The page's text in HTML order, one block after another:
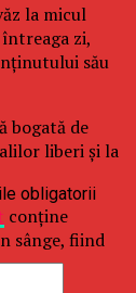
la micul
zi,
său
bogată de
liberi și la
conține
sânge, fiind
obligatorii